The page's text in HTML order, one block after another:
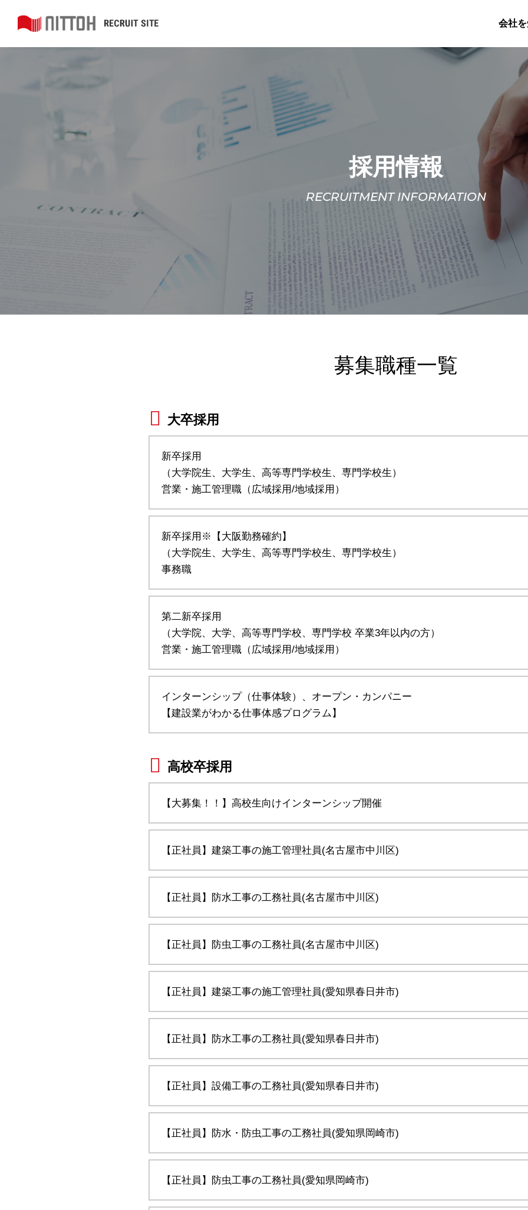
会社
採用情報
RECRUITMENT INFORMATION
募集職種一覧
大卒採用
新卒採用
（大学院生、大学生、高等専門学校生、専門学校生）
営業・施工管理職（広域採用/地域採用）
新卒採用※【大阪勤務確約】
（大学院生、大学生、高等専門学校生、専門学校生）
事務職
第二新卒採用
（大学院、大学、高等専門学校、専門学校 卒業3年以内の方）
営業・施工管理職（広域採用/地域採用）
インターンシップ（仕事体験）、オープン・カンパニー
【建設業がわかる仕事体感プログラム】
高校卒採用
【大募集！！】高校生向けインターンシップ開催
【正社員】建築工事の施工管理社員(名古屋市中川区)
【正社員】防水工事の工務社員(名古屋市中川区)
【正社員】防虫工事の工務社員(名古屋市中川区)
【正社員】建築工事の施工管理社員(愛知県春日井市)
【正社員】防水工事の工務社員(愛知県春日井市)
【正社員】設備工事の工務社員(愛知県春日井市)
【正社員】防水・防虫工事の工務社員(愛知県岡崎市)
【正社員】防虫工事の工務社員(愛知県岡崎市)